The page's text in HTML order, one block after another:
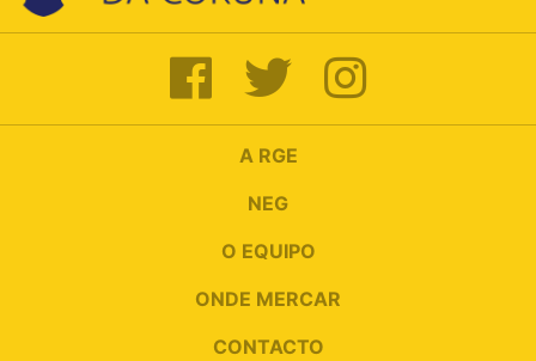
A RGE
NEG
O EQUIPO
ONDE MERCAR
CONTACTO